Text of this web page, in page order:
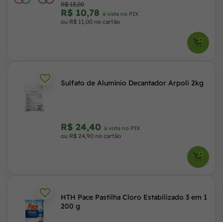
R$ 13,00
R$ 10,78 à vista no PIX
ou R$ 11,00 no cartão
Sulfato de Alumínio Decantador Arpoli 2kg
R$ 24,40 à vista no PIX
ou R$ 24,90 no cartão
HTH Pace Pastilha Cloro Estabilizado 3 em 1
200 g